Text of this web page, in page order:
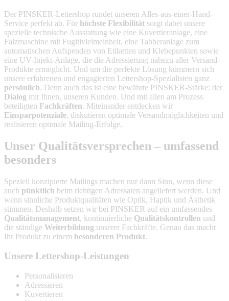
Der PINSKER-Lettershop rundet unseren Alles-aus-einer-Hand-
Service perfekt ab. Für höchste Flexibilität sorgt dabei unsere
spezielle technische Ausstattung wie eine Kuvertieranlage, eine
Falzmaschine mit Fugitivleimeinheit, eine Tabberanlage zum
automatischen Aufspenden von Etiketten und Klebepunkten sowie
eine UV-Injekt-Anlage, die die Adressierung nahezu aller Versand-
Produkte ermöglicht. Und um die perfekte Lösung kümmern sich
unsere erfahrenen und engagierten Lettershop-Spezialisten ganz
persönlich. Denn auch das ist eine bewährte PINSKER-Stärke: der
Dialog mit Ihnen, unseren Kunden. Und mit allen am Prozess
beteiligten Fachkräften. Miteinander entdecken wir
Einsparpotenziale, diskutieren optimale Versandmöglichkeiten und
realisieren optimale Mailing-Erfolge.
Unser Qualitätsversprechen – umfassend
besonders
Speziell konzipierte Mailings machen nur dann Sinn, wenn diese
auch pünktlich beim richtigen Adressaten angeliefert werden. Und
wenn sinnliche Produktqualitäten wie Optik, Haptik und Ästhetik
stimmen. Deshalb setzen wir bei PINSKER auf ein umfassendes
Qualitätsmanagement, kontinuierliche Qualitätskontrollen und
die ständige Weiterbildung unserer Fachkräfte. Genau das macht
Ihr Produkt zu einem besonderen Produkt.
Unsere Lettershop-Leistungen
Personalisieren
Adressieren
Kuvertieren